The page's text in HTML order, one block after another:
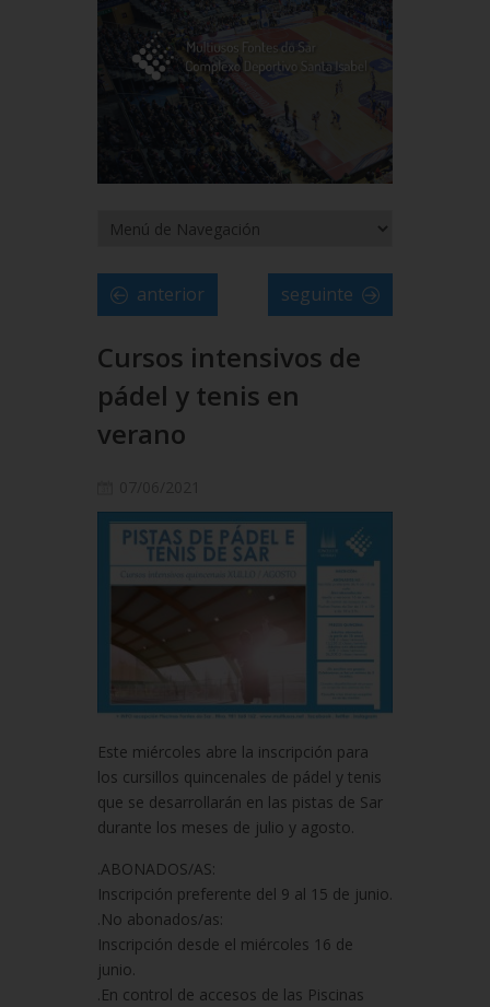
anterior seguinte
Cursos intensivos de
pádel y tenis en
verano
Este miércoles abre la inscripción para
los cursillos quincenales de pádel y tenis
que se desarrollarán en las pistas de Sar
durante los meses de julio y agosto.
.ABONADOS/AS:
Inscripción preferente del 9 al 15 de junio.
.No abonados/as:
Inscripción desde el miércoles 16 de
junio.
.En control de accesos de las Piscinas